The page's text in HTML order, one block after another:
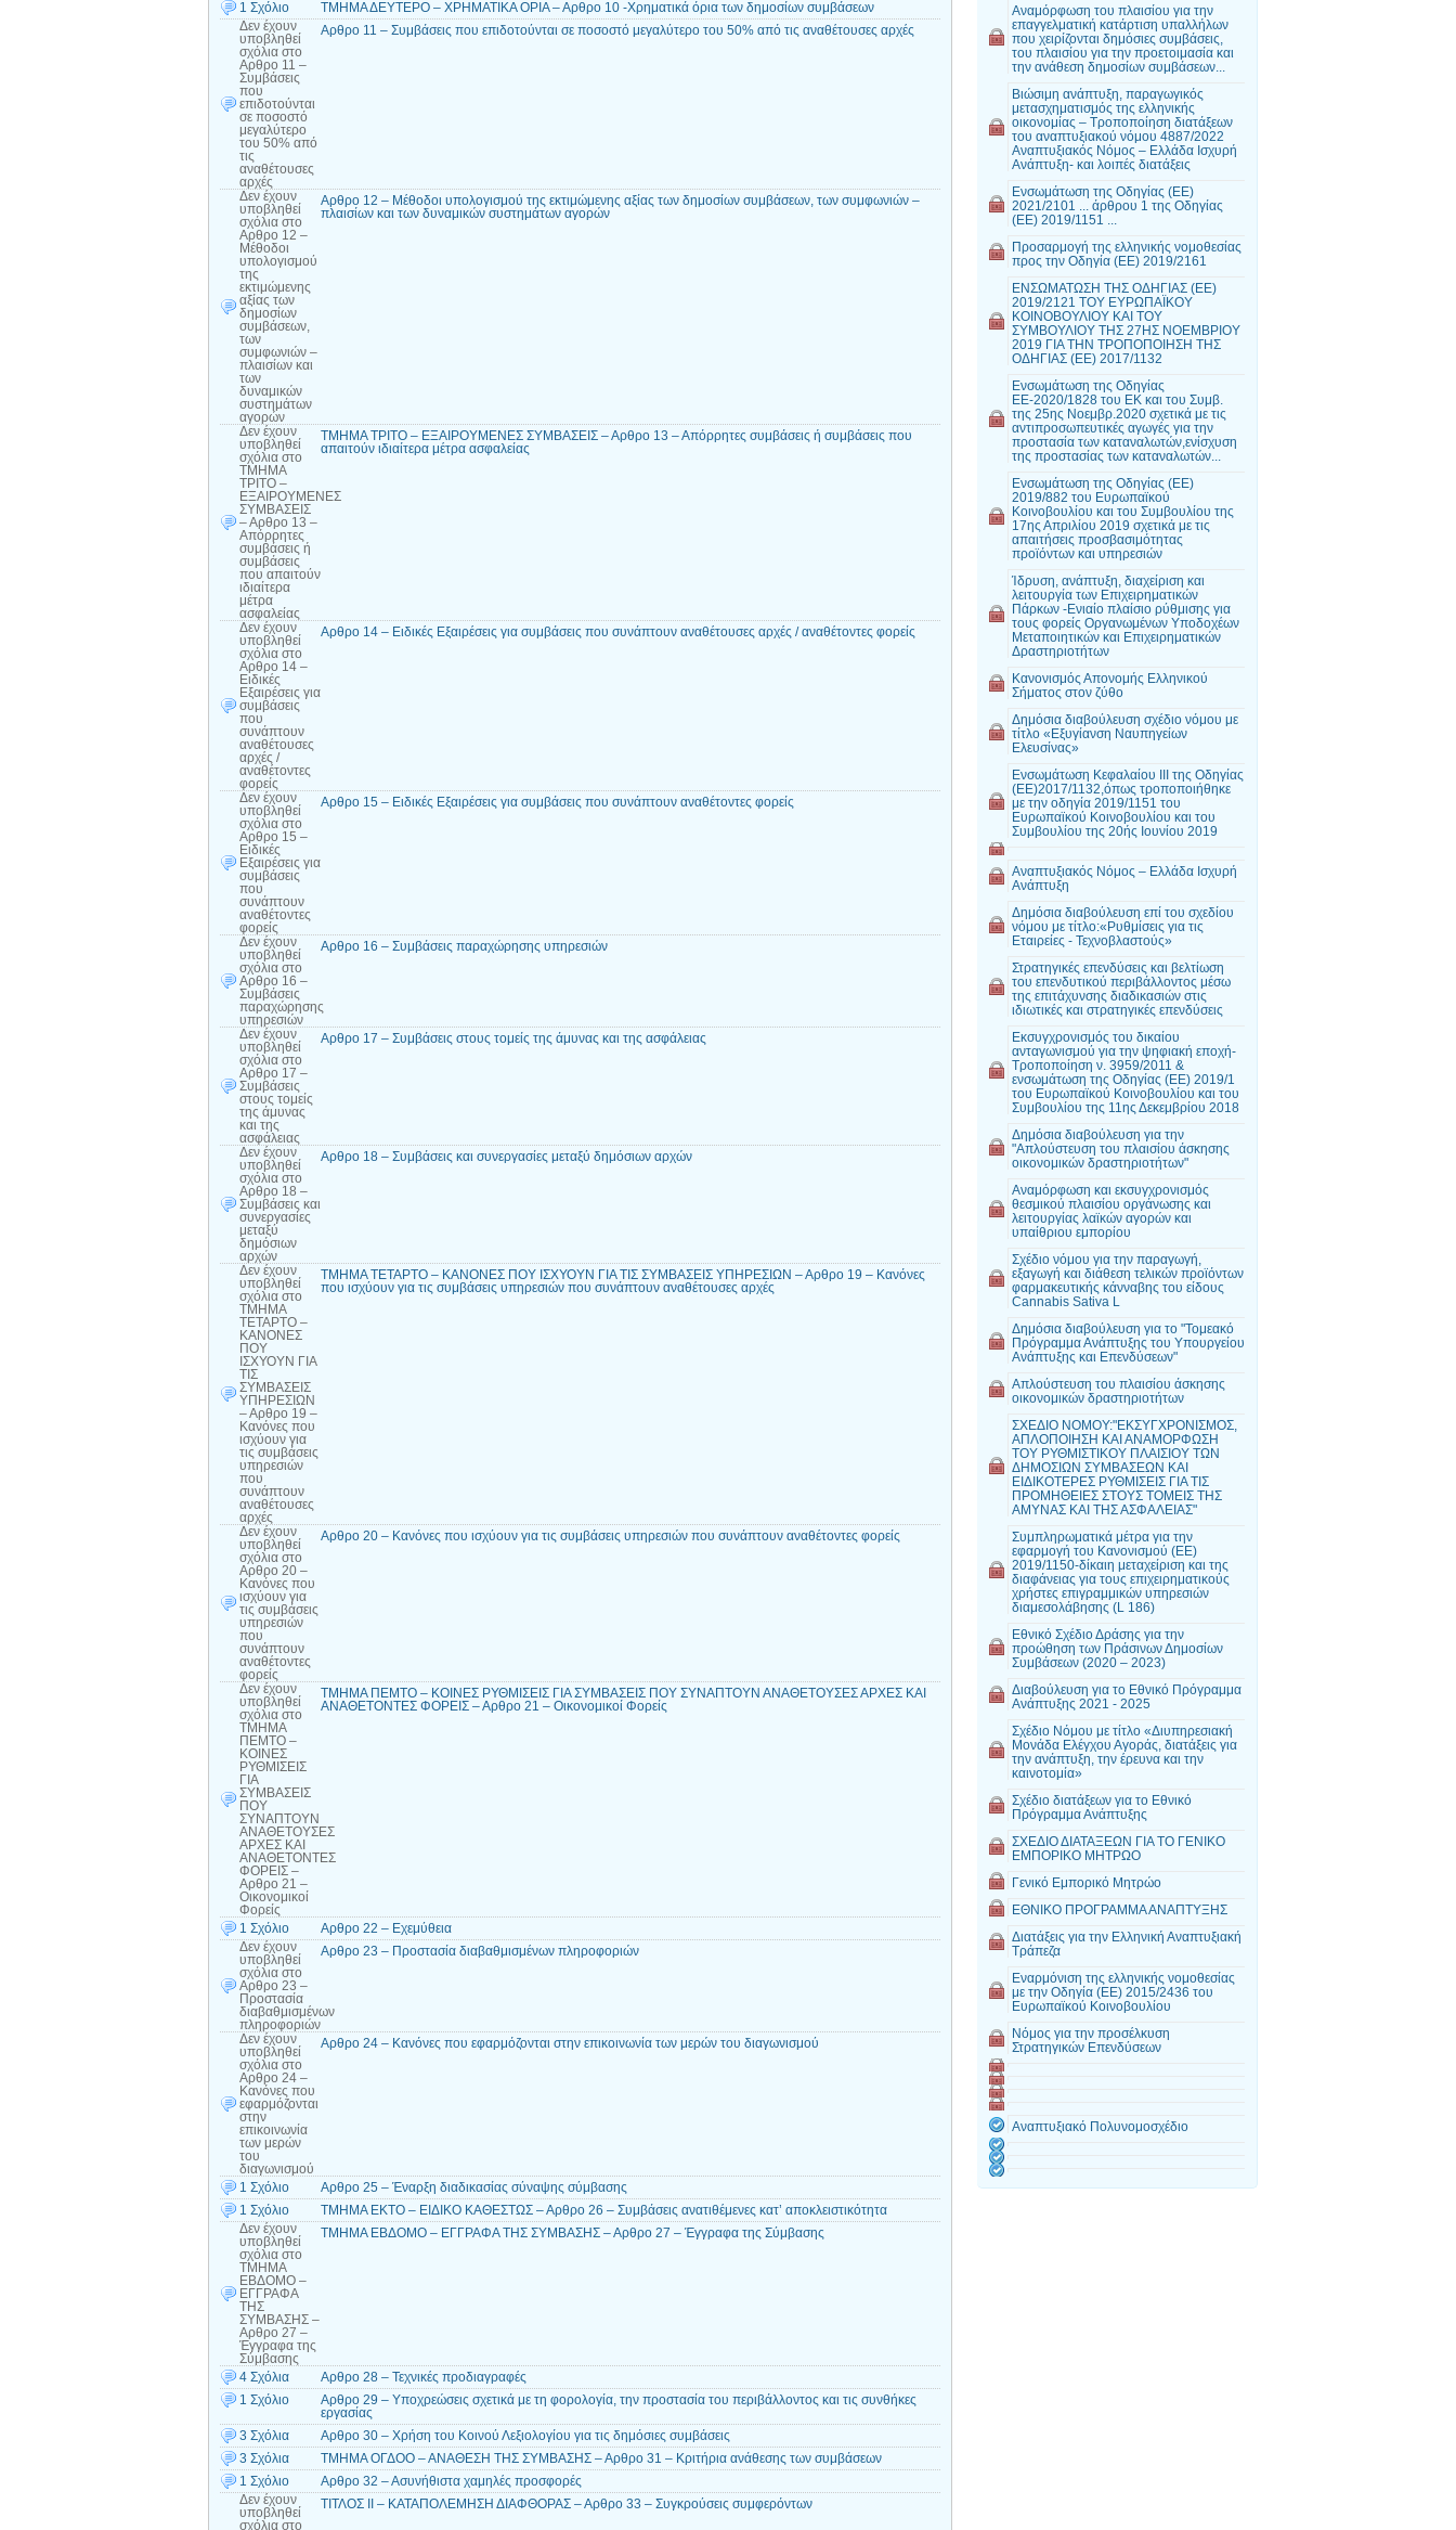
1 Σχόλιο
ΤΜΗΜΑ ΔΕΥΤΕΡΟ – ΧΡΗΜΑΤΙΚΑ ΟΡΙΑ – Αρθρο 10 -Χρηματικά όρια των δημοσίων συμβάσεων
Δεν έχουν
υποβληθεί
σχόλια στο
Αρθρο 11 –
Συμβάσεις
που
επιδοτούνται
σε ποσοστό
μεγαλύτερο
του 50% από
τις
αναθέτουσες
αρχές
Αρθρο 11 – Συμβάσεις που επιδοτούνται σε ποσοστό μεγαλύτερο του 50% από τις αναθέτουσες αρχές
Δεν έχουν
υποβληθεί
σχόλια στο
Αρθρο 12 –
Μέθοδοι
υπολογισμού
της
εκτιμώμενης
αξίας των
δημοσίων
συμβάσεων,
των
συμφωνιών –
πλαισίων και
των
δυναμικών
συστημάτων
αγορών
Αρθρο 12 – Μέθοδοι υπολογισμού της εκτιμώμενης αξίας των δημοσίων συμβάσεων, των συμφωνιών –
πλαισίων και των δυναμικών συστημάτων αγορών
Δεν έχουν
υποβληθεί
σχόλια στο
ΤΜΗΜΑ
ΤΡΙΤΟ –
ΕΞΑΙΡΟΥΜΕΝΕΣ
ΣΥΜΒΑΣΕΙΣ
– Αρθρο 13 –
Απόρρητες
συμβάσεις ή
συμβάσεις
που απαιτούν
ιδιαίτερα
μέτρα
ασφαλείας
ΤΜΗΜΑ ΤΡΙΤΟ – ΕΞΑΙΡΟΥΜΕΝΕΣ ΣΥΜΒΑΣΕΙΣ – Αρθρο 13 – Απόρρητες συμβάσεις ή συμβάσεις που
απαιτούν ιδιαίτερα μέτρα ασφαλείας
Δεν έχουν
υποβληθεί
σχόλια στο
Αρθρο 14 –
Ειδικές
Εξαιρέσεις για
συμβάσεις
που
συνάπτουν
αναθέτουσες
αρχές /
αναθέτοντες
φορείς
Αρθρο 14 – Ειδικές Εξαιρέσεις για συμβάσεις που συνάπτουν αναθέτουσες αρχές / αναθέτοντες φορείς
Δεν έχουν
υποβληθεί
σχόλια στο
Αρθρο 15 –
Ειδικές
Εξαιρέσεις για
συμβάσεις
που
συνάπτουν
αναθέτοντες
φορείς
Αρθρο 15 – Ειδικές Εξαιρέσεις για συμβάσεις που συνάπτουν αναθέτοντες φορείς
Δεν έχουν
υποβληθεί
σχόλια στο
Αρθρο 16 –
Συμβάσεις
παραχώρησης
υπηρεσιών
Αρθρο 16 – Συμβάσεις παραχώρησης υπηρεσιών
Δεν έχουν
υποβληθεί
σχόλια στο
Αρθρο 17 –
Συμβάσεις
στους τομείς
της άμυνας
και της
ασφάλειας
Αρθρο 17 – Συμβάσεις στους τομείς της άμυνας και της ασφάλειας
Δεν έχουν
υποβληθεί
σχόλια στο
Αρθρο 18 –
Συμβάσεις και
συνεργασίες
μεταξύ
δημόσιων
αρχών
Αρθρο 18 – Συμβάσεις και συνεργασίες μεταξύ δημόσιων αρχών
Δεν έχουν
υποβληθεί
σχόλια στο
ΤΜΗΜΑ
ΤΕΤΑΡΤΟ –
ΚΑΝΟΝΕΣ
ΠΟΥ
ΙΣΧΥΟΥΝ ΓΙΑ
ΤΙΣ
ΣΥΜΒΑΣΕΙΣ
ΥΠΗΡΕΣΙΩΝ
– Αρθρο 19 –
Κανόνες που
ισχύουν για
τις συμβάσεις
υπηρεσιών
που
συνάπτουν
αναθέτουσες
αρχές
ΤΜΗΜΑ ΤΕΤΑΡΤΟ – ΚΑΝΟΝΕΣ ΠΟΥ ΙΣΧΥΟΥΝ ΓΙΑ ΤΙΣ ΣΥΜΒΑΣΕΙΣ ΥΠΗΡΕΣΙΩΝ – Αρθρο 19 – Κανόνες
που ισχύουν για τις συμβάσεις υπηρεσιών που συνάπτουν αναθέτουσες αρχές
Δεν έχουν
υποβληθεί
σχόλια στο
Αρθρο 20 –
Κανόνες που
ισχύουν για
τις συμβάσεις
υπηρεσιών
που
συνάπτουν
αναθέτοντες
φορείς
Αρθρο 20 – Κανόνες που ισχύουν για τις συμβάσεις υπηρεσιών που συνάπτουν αναθέτοντες φορείς
Δεν έχουν
υποβληθεί
σχόλια στο
ΤΜΗΜΑ
ΠΕΜΤΟ –
ΚΟΙΝΕΣ
ΡΥΘΜΙΣΕΙΣ
ΓΙΑ
ΣΥΜΒΑΣΕΙΣ
ΠΟΥ
ΣΥΝΑΠΤΟΥΝ
ΑΝΑΘΕΤΟΥΣΕΣ
ΑΡΧΕΣ ΚΑΙ
ΑΝΑΘΕΤΟΝΤΕΣ
ΦΟΡΕΙΣ –
Αρθρο 21 –
Οικονομικοί
Φορείς
ΤΜΗΜΑ ΠΕΜΤΟ – ΚΟΙΝΕΣ ΡΥΘΜΙΣΕΙΣ ΓΙΑ ΣΥΜΒΑΣΕΙΣ ΠΟΥ ΣΥΝΑΠΤΟΥΝ ΑΝΑΘΕΤΟΥΣΕΣ ΑΡΧΕΣ ΚΑΙ
ΑΝΑΘΕΤΟΝΤΕΣ ΦΟΡΕΙΣ – Αρθρο 21 – Οικονομικοί Φορείς
1 Σχόλιο
Αρθρο 22 – Εχεμύθεια
Δεν έχουν
υποβληθεί
σχόλια στο
Αρθρο 23 –
Προστασία
διαβαθμισμένων
πληροφοριών
Αρθρο 23 – Προστασία διαβαθμισμένων πληροφοριών
Δεν έχουν
υποβληθεί
σχόλια στο
Αρθρο 24 –
Κανόνες που
εφαρμόζονται
στην
επικοινωνία
των μερών
του
διαγωνισμού
Αρθρο 24 – Κανόνες που εφαρμόζονται στην επικοινωνία των μερών του διαγωνισμού
1 Σχόλιο
Αρθρο 25 – Έναρξη διαδικασίας σύναψης σύμβασης
1 Σχόλιο
ΤΜΗΜΑ ΕΚΤΟ – ΕΙΔΙΚΟ ΚΑΘΕΣΤΩΣ – Αρθρο 26 – Συμβάσεις ανατιθέμενες κατ’ αποκλειστικότητα
Δεν έχουν
υποβληθεί
σχόλια στο
ΤΜΗΜΑ
ΕΒΔΟΜΟ –
ΕΓΓΡΑΦΑ
ΤΗΣ
ΣΥΜΒΑΣΗΣ –
Αρθρο 27 –
Έγγραφα της
Σύμβασης
ΤΜΗΜΑ ΕΒΔΟΜΟ – ΕΓΓΡΑΦΑ ΤΗΣ ΣΥΜΒΑΣΗΣ – Αρθρο 27 – Έγγραφα της Σύμβασης
4 Σχόλια
Αρθρο 28 – Τεχνικές προδιαγραφές
1 Σχόλιο
Αρθρο 29 – Υποχρεώσεις σχετικά με τη φορολογία, την προστασία του περιβάλλοντος και τις συνθήκες
εργασίας
3 Σχόλια
Αρθρο 30 – Χρήση του Κοινού Λεξιολογίου για τις δημόσιες συμβάσεις
3 Σχόλια
ΤΜΗΜΑ ΟΓΔΟΟ – ΑΝΑΘΕΣΗ ΤΗΣ ΣΥΜΒΑΣΗΣ – Αρθρο 31 – Κριτήρια ανάθεσης των συμβάσεων
1 Σχόλιο
Αρθρο 32 – Ασυνήθιστα χαμηλές προσφορές
Δεν έχουν
υποβληθεί
σχόλια στο
ΤΙΤΛΟΣ ΙΙ – ΚΑΤΑΠΟΛΕΜΗΣΗ ΔΙΑΦΘΟΡΑΣ – Αρθρο 33 – Συγκρούσεις συμφερόντων
Αναμόρφωση του πλαισίου για την
επαγγελματική κατάρτιση υπαλλήλων
που χειρίζονται δημόσιες συμβάσεις,
του πλαισίου για την προετοιμασία και
την ανάθεση δημοσίων συμβάσεων...
Βιώσιμη ανάπτυξη, παραγωγικός
μετασχηματισμός της ελληνικής
οικονομίας – Τροποποίηση διατάξεων
του αναπτυξιακού νόμου 4887/2022
Αναπτυξιακός Νόμος – Ελλάδα Ισχυρή
Ανάπτυξη- και λοιπές διατάξεις
Ενσωμάτωση της Οδηγίας (ΕΕ)
2021/2101 ... άρθρου 1 της Οδηγίας
(ΕΕ) 2019/1151 ...
Προσαρμογή της ελληνικής νομοθεσίας
προς την Οδηγία (ΕΕ) 2019/2161
ΕΝΣΩΜΑΤΩΣΗ ΤΗΣ ΟΔΗΓΙΑΣ (ΕΕ)
2019/2121 ΤΟΥ ΕΥΡΩΠΑΪΚΟΥ
ΚΟΙΝΟΒΟΥΛΙΟΥ ΚΑΙ ΤΟΥ
ΣΥΜΒΟΥΛΙΟΥ ΤΗΣ 27ΗΣ ΝΟΕΜΒΡΙΟΥ
2019 ΓΙΑ ΤΗΝ ΤΡΟΠΟΠΟΙΗΣΗ ΤΗΣ
ΟΔΗΓΙΑΣ (ΕΕ) 2017/1132
Ενσωμάτωση της Οδηγίας
ΕΕ-2020/1828 του ΕΚ και του Συμβ.
της 25ης Νοεμβρ.2020 σχετικά με τις
αντιπροσωπευτικές αγωγές για την
προστασία των καταναλωτών,ενίσχυση
της προστασίας των καταναλωτών...
Ενσωμάτωση της Οδηγίας (ΕΕ)
2019/882 του Ευρωπαϊκού
Κοινοβουλίου και του Συμβουλίου της
17ης Απριλίου 2019 σχετικά με τις
απαιτήσεις προσβασιμότητας
προϊόντων και υπηρεσιών
Ίδρυση, ανάπτυξη, διαχείριση και
λειτουργία των Επιχειρηματικών
Πάρκων -Ενιαίο πλαίσιο ρύθμισης για
τους φορείς Οργανωμένων Υποδοχέων
Μεταποιητικών και Επιχειρηματικών
Δραστηριοτήτων
Κανονισμός Απονομής Ελληνικού
Σήματος στον ζύθο
Δημόσια διαβούλευση σχέδιο νόμου με
τίτλο «Εξυγίανση Ναυπηγείων
Ελευσίνας»
Ενσωμάτωση Κεφαλαίου III της Οδηγίας
(ΕΕ)2017/1132,όπως τροποποιήθηκε
με την οδηγία 2019/1151 του
Ευρωπαϊκού Κοινοβουλίου και του
Συμβουλίου της 20ής Ιουνίου 2019
Αναπτυξιακός Νόμος – Ελλάδα Ισχυρή
Ανάπτυξη
Δημόσια διαβούλευση επί του σχεδίου
νόμου με τίτλο:«Ρυθμίσεις για τις
Εταιρείες - Τεχνοβλαστούς»
Στρατηγικές επενδύσεις και βελτίωση
του επενδυτικού περιβάλλοντος μέσω
της επιτάχυνσης διαδικασιών στις
ιδιωτικές και στρατηγικές επενδύσεις
Εκσυγχρονισμός του δικαίου
ανταγωνισμού για την ψηφιακή εποχή-
Τροποποίηση ν. 3959/2011 &
ενσωμάτωση της Οδηγίας (ΕΕ) 2019/1
του Ευρωπαϊκού Κοινοβουλίου και του
Συμβουλίου της 11ης Δεκεμβρίου 2018
Δημόσια διαβούλευση για την
"Απλούστευση του πλαισίου άσκησης
οικονομικών δραστηριοτήτων"
Αναμόρφωση και εκσυγχρονισμός
θεσμικού πλαισίου οργάνωσης και
λειτουργίας λαϊκών αγορών και
υπαίθριου εμπορίου
Σχέδιο νόμου για την παραγωγή,
εξαγωγή και διάθεση τελικών προϊόντων
φαρμακευτικής κάνναβης του είδους
Cannabis Sativa L
Δημόσια διαβούλευση για το "Τομεακό
Πρόγραμμα Ανάπτυξης του Υπουργείου
Ανάπτυξης και Επενδύσεων"
Απλούστευση του πλαισίου άσκησης
οικονομικών δραστηριοτήτων
ΣΧΕΔΙΟ ΝΟΜΟΥ:"ΕΚΣΥΓΧΡΟΝΙΣΜΟΣ,
ΑΠΛΟΠΟΙΗΣΗ ΚΑΙ ΑΝΑΜΟΡΦΩΣΗ
ΤΟΥ ΡΥΘΜΙΣΤΙΚΟΥ ΠΛΑΙΣΙΟΥ ΤΩΝ
ΔΗΜΟΣΙΩΝ ΣΥΜΒΑΣΕΩΝ ΚΑΙ
ΕΙΔΙΚΟΤΕΡΕΣ ΡΥΘΜΙΣΕΙΣ ΓΙΑ ΤΙΣ
ΠΡΟΜΗΘΕΙΕΣ ΣΤΟΥΣ ΤΟΜΕΙΣ ΤΗΣ
ΑΜΥΝΑΣ ΚΑΙ ΤΗΣ ΑΣΦΑΛΕΙΑΣ"
Συμπληρωματικά μέτρα για την
εφαρμογή του Κανονισμού (ΕΕ)
2019/1150-δίκαιη μεταχείριση και της
διαφάνειας για τους επιχειρηματικούς
χρήστες επιγραμμικών υπηρεσιών
διαμεσολάβησης (L 186)
Εθνικό Σχέδιο Δράσης για την
προώθηση των Πράσινων Δημοσίων
Συμβάσεων (2020 – 2023)
Διαβούλευση για το Εθνικό Πρόγραμμα
Ανάπτυξης 2021 - 2025
Σχέδιο Νόμου με τίτλο «Διυπηρεσιακή
Μονάδα Ελέγχου Αγοράς, διατάξεις για
την ανάπτυξη, την έρευνα και την
καινοτομία»
Σχέδιο διατάξεων για το Εθνικό
Πρόγραμμα Ανάπτυξης
ΣΧΕΔΙΟ ΔΙΑΤΑΞΕΩΝ ΓΙΑ ΤΟ ΓΕΝΙΚΟ
ΕΜΠΟΡΙΚΟ ΜΗΤΡΩΟ
Γενικό Εμπορικό Μητρώο
ΕΘΝΙΚΟ ΠΡΟΓΡΑΜΜΑ ΑΝΑΠΤΥΞΗΣ
Διατάξεις για την Ελληνική Αναπτυξιακή
Τράπεζα
Εναρμόνιση της ελληνικής νομοθεσίας
με την Οδηγία (ΕΕ) 2015/2436 του
Ευρωπαϊκού Κοινοβουλίου
Νόμος για την προσέλκυση
Στρατηγικών Επενδύσεων
Αναπτυξιακό Πολυνομοσχέδιο